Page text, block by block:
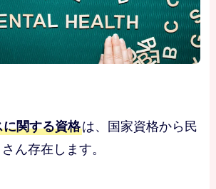
関する資格は、国家資格から民
ん存在します。